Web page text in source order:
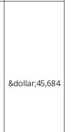
&dollar;45,684